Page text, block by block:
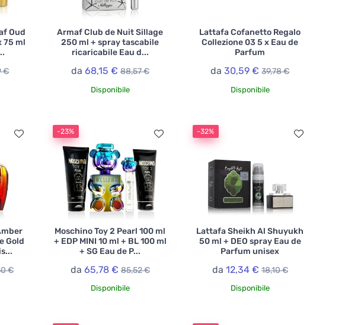
Oud
75 ml
€
Armaf Club de Nuit Sillage
250 ml + spray tascabile
ricaricabile Eau d...
da 68,15 € 88,57 €
Disponibile
Lattafa Cofanetto Regalo
Collezione 03 5 x Eau de
Parfum
da30,59 € 39,78 €
Disponibile
Gold
€
-23%
Moschino Toy 2 Pearl 100 ml
+ EDP MINI 10 ml + BL 100 ml
+ SG Eau de P...
da 65,78 € 85,52 €
Disponibile
-32%
Lattafa Sheikh Al Shuyukh
50 ml + DEO spray Eau de
Parfum unisex
da 12,34 € 18,10 €
Disponibile